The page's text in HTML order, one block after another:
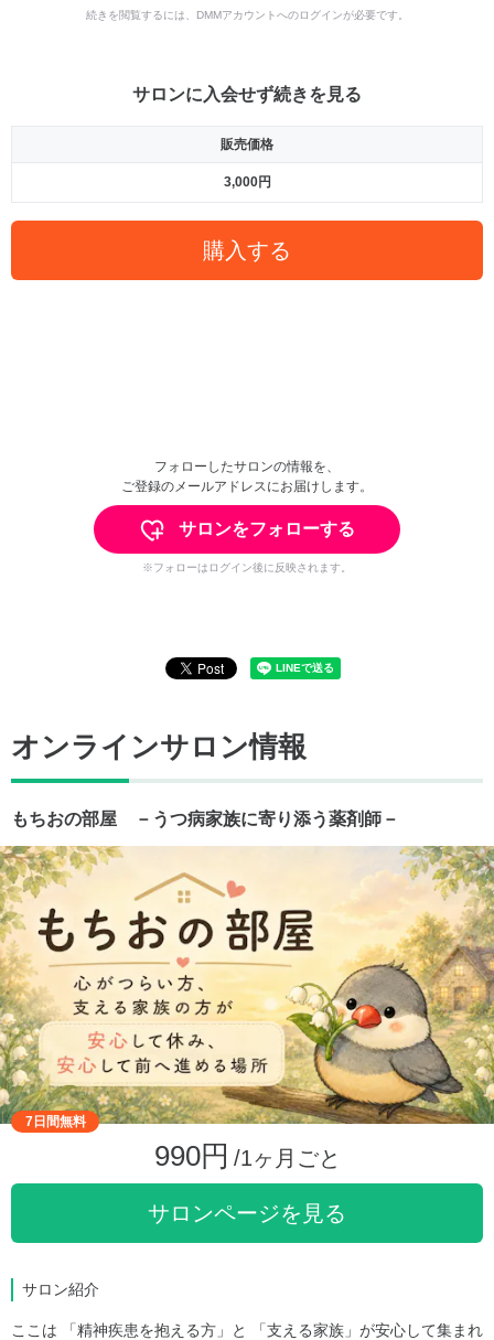
続きを閲覧するには、DMMアカウントへのログインが必要です。
サロンに入会せず続きを見る
販売価格
3,000円
購入する
フォローしたサロンの情報を、
ご登録のメールアドレスにお届けします。
サロンをフォローする
※フォローはログイン後に反映されます。
オンラインサロン情報
もちおの部屋 －うつ病家族に寄り添う薬剤師－
7日間無料
990円 /1ヶ月ごと
サロンページを見る
サロン紹介
ここは 「精神疾患を抱える方」と 「支える家族」が安心して集まれ